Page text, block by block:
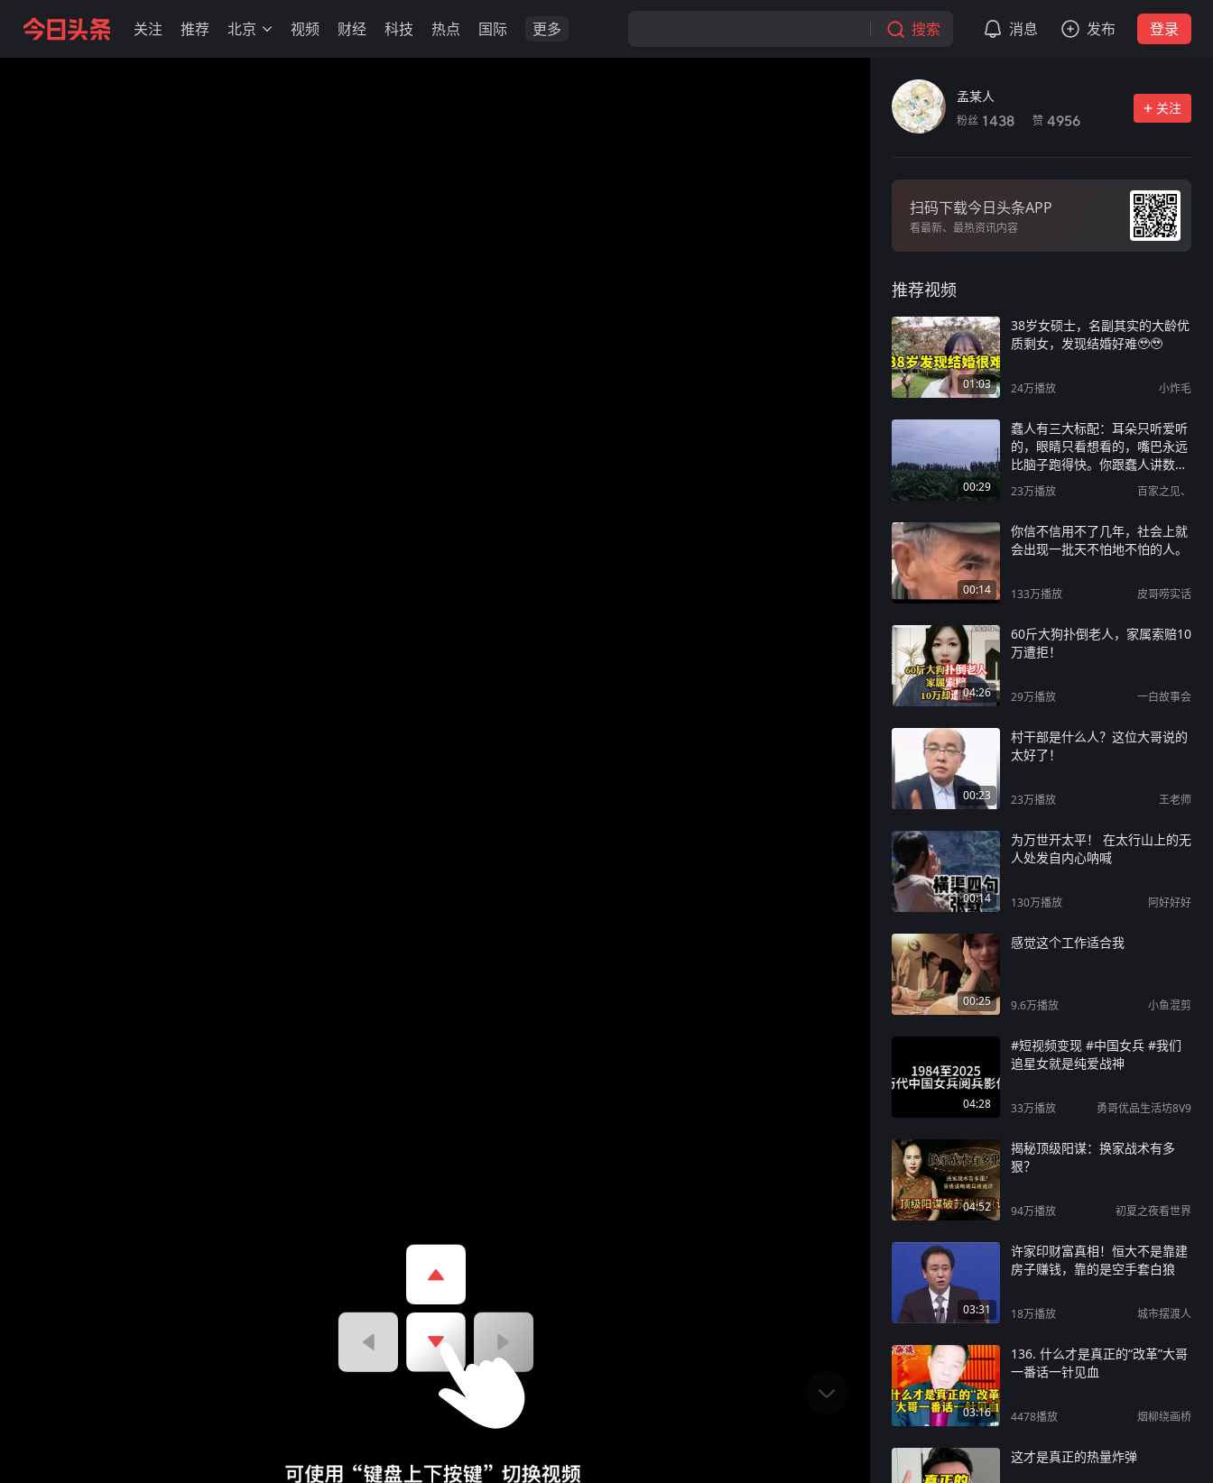
关注 推荐 北京 视频 财经 科技 热点 国际 更多 搜索 消息 发布 登录
孟某人
粉丝 1438 赞 4956
关注
扫码下载今日头条APP
看最新、最热资讯内容
推荐视频
01:03
38岁女硕士，名副其实的大龄优
质剩女，发现结婚好难🥹🥹
24万播放 小炸毛
00:29
蠢人有三大标配：耳朵只听爱听
的，眼睛只看想看的，嘴巴永远
比脑子跑得快。你跟蠢人讲数
据，他跟你讲“我感觉”；你拿出
证据，他说“那都是骗人的”。蠢
连真理都撬不开。最讽刺的是，
蠢人一辈子都在证明自己不蠢，
劝，劝蠢人改命，比劝石头开花
鸣#成长#乡村生活
23万播放 百家之见、
00:14
你信不信用不了几年，社会上就
会出现一批天不怕地不怕的人。
133万播放 皮哥唠实话
04:26
60斤大狗扑倒老人，家属索赔10
万遭拒！
29万播放 一白故事会
00:23
村干部是什么人？这位大哥说的
太好了！
23万播放 王老师
00:14
为万世开太平！ 在太行山上的无
人处发自内心呐喊
130万播放 阿好好好
00:25
感觉这个工作适合我
9.6万播放 小鱼混剪
04:28
#短视频变现 #中国女兵 #我们
追星女就是纯爱战神
33万播放 勇哥优品生活坊8V9
04:52
揭秘顶级阳谋：换家战术有多
狠？
94万播放 初夏之夜看世界
03:31
许家印财富真相！恒大不是靠建
房子赚钱，靠的是空手套白狼
18万播放 城市摆渡人
03:16
136. 什么才是真正的“改革”大哥
一番话一针见血
4478播放 烟柳绕画桥
这才是真正的热量炸弹